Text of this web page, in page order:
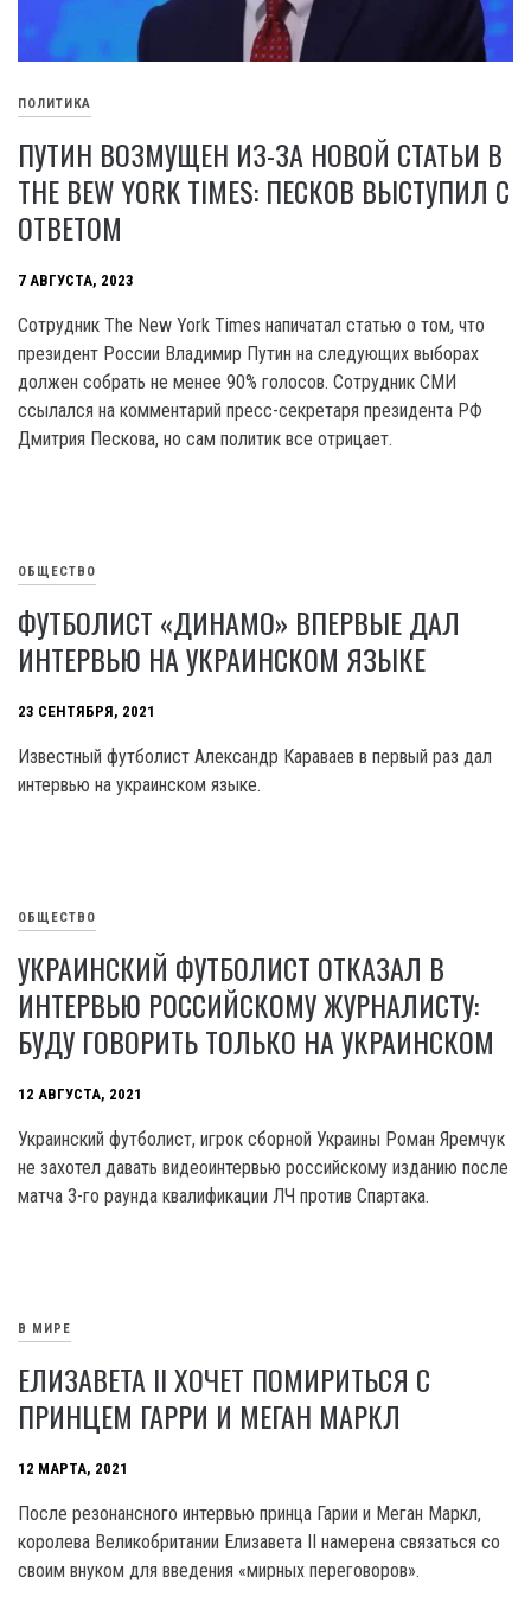
ПОЛИТИКА
ПУТИН ВОЗМУЩЕН ИЗ-ЗА НОВОЙ СТАТЬИ В
THE BEW YORK TIMES: ПЕСКОВ ВЫСТУПИЛ С
ОТВЕТОМ
7 АВГУСТА, 2023
Сотрудник The New York Times напичатал статью о том, что
президент России Владимир Путин на следующих выборах
должен собрать не менее 90% голосов. Сотрудник СМИ
ссылался на комментарий пресс-секретаря президента РФ
Дмитрия Пескова, но сам политик все отрицает.
ОБЩЕСТВО
ФУТБОЛИСТ «ДИНАМО» ВПЕРВЫЕ ДАЛ
ИНТЕРВЬЮ НА УКРАИНСКОМ ЯЗЫКЕ
23 СЕНТЯБРЯ, 2021
Известный футболист Александр Караваев в первый раз дал
интервью на украинском языке.
ОБЩЕСТВО
УКРАИНСКИЙ ФУТБОЛИСТ ОТКАЗАЛ В
ИНТЕРВЬЮ РОССИЙСКОМУ ЖУРНАЛИСТУ:
БУДУ ГОВОРИТЬ ТОЛЬКО НА УКРАИНСКОМ
12 АВГУСТА, 2021
Украинский футболист, игрок сборной Украины Роман Яремчук
не захотел давать видеоинтервью российскому изданию после
матча 3-го раунда квалификации ЛЧ против Спартака.
В МИРЕ
ЕЛИЗАВЕТА II ХОЧЕТ ПОМИРИТЬСЯ С
ПРИНЦЕМ ГАРРИ И МЕГАН МАРКЛ
12 МАРТА, 2021
После резонансного интервью принца Гарии и Меган Маркл,
королева Великобритании Елизавета II намерена связаться со
своим внуком для введения «мирных переговоров».